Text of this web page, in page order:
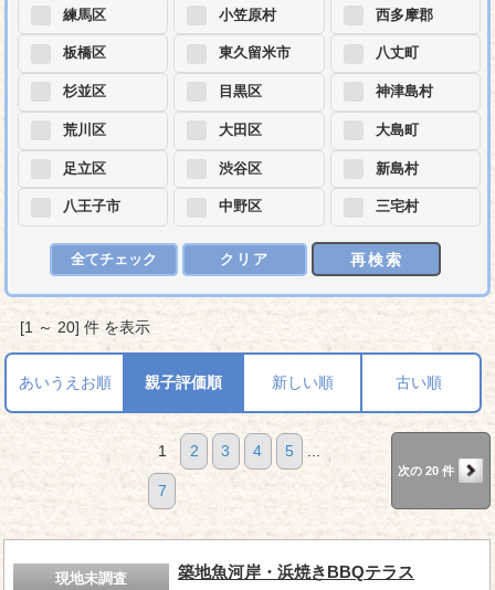
練馬区
板橋区
杉並区
荒川区
足立区
八王子市
小笠原村
東久留米市
目黒区
大田区
渋谷区
中野区
西多摩郡
八丈町
神津島村
大島町
新島村
三宅村
全てチェック クリア 再検索
[1 ～ 20] 件 を表示
あいうえお順 親子評価順 新しい順 古い順
1 2 3 4 5 ...
7
次の 20 件
現地未調査 築地魚河岸・浜焼きBBQテラス